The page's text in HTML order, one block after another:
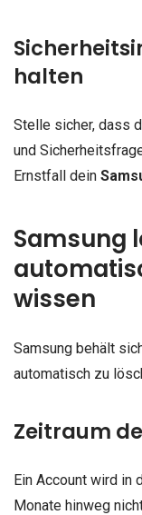
halten
Stelle sicher, dass
und
Ernstfall dein
Samsung
wissen
Samsung behält
automatisch zu
Zeitraum
Ein Account wird in
Monate hinweg